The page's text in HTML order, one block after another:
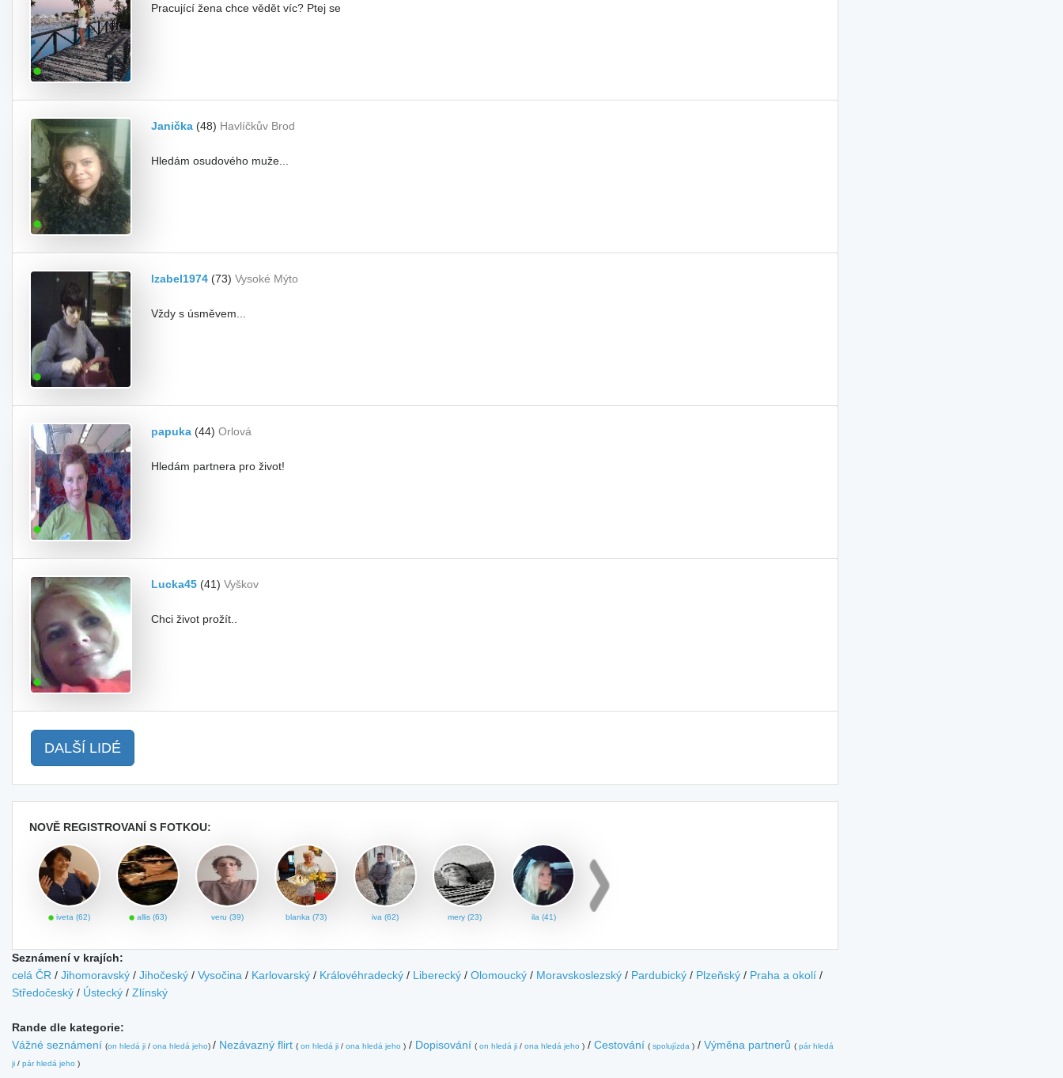
Pracující žena chce vědět víc? Ptej se
Janička (48) Havlíčkův Brod
Hledám osudového muže...
Izabel1974 (73) Vysoké Mýto
Vždy s úsměvem...
papuka (44) Orlová
Hledám partnera pro život!
Lucka45 (41) Vyškov
Chci život prožít..
DALŠÍ LIDÉ
NOVĚ REGISTROVANÍ S FOTKOU:
iveta (62) allis (63) veru (39) blanka (73) iva (62) mery (23) ila (41)
Seznámení v krajích:
celá ČR / Jihomoravský / Jihočeský / Vysočina / Karlovarský / Královéhradecký / Liberecký / Olomoucký / Moravskoslezský / Pardubický / Plzeňský / Praha a okolí /
Středočeský / Ústecký / Zlínský
Rande dle kategorie:
Vážné seznámení (on hledá ji / ona hledá jeho) / Nezávazný flirt ( on hledá ji / ona hledá jeho ) / Dopisování ( on hledá ji / ona hledá jeho ) / Cestování ( spolujízda ) / Výměna partnerů ( pár hledá
ji / pár hledá jeho )